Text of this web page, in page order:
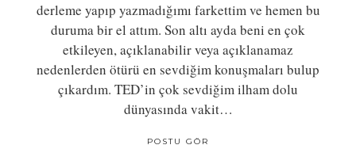
derleme yapıp yazmadığımı farkettim ve hemen bu
duruma bir el attım. Son altı ayda beni en çok
etkileyen, açıklanabilir veya açıklanamaz
nedenlerden ötürü en sevdiğim konuşmaları bulup
çıkardım. TED’in çok sevdiğim ilham dolu
dünyasında vakit…
POSTU GÖR